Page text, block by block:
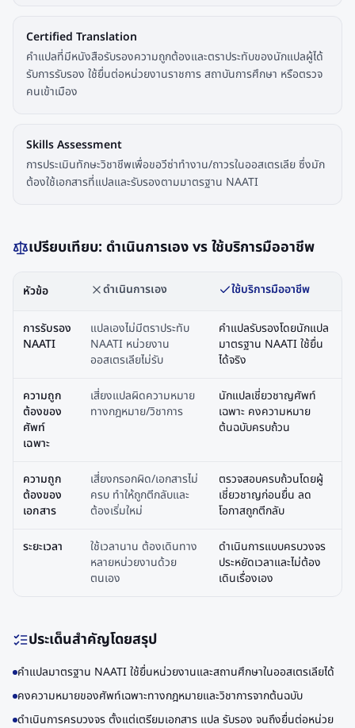
Certified Translation
คำแปลที่มีหนังสือรับรองความถูกต้องและตราประทับของนักแปลผู้ได้
รับการรับรอง ใช้ยื่นต่อหน่วยงานราชการ สถาบันการศึกษา หรือตรวจ
คนเข้าเมือง
Skills Assessment
การประเมินทักษะวิชาชีพเพื่อขอวีซ่าทำงาน/ถาวรในออสเตรเลีย ซึ่งมัก
ต้องใช้เอกสารที่แปลและรับรองตามมาตรฐาน NAATI
เปรียบเทียบ: ดำเนินการเอง vs ใช้บริการมืออาชีพ
หัวข้อ ดำเนินการเอง ใช้บริการมืออาชีพ
การรับรอง
NAATI
แปลเองไม่มีตราประทับ
NAATI หน่วยงาน
ออสเตรเลียไม่รับ
คำแปลรับรองโดยนักแปล
มาตรฐาน NAATI ใช้ยื่น
ได้จริง
ความถูก
ต้องของ
ศัพท์
เฉพาะ
เสี่ยงแปลผิดความหมาย
ทางกฎหมาย/วิชาการ
นักแปลเชี่ยวชาญศัพท์
เฉพาะ คงความหมาย
ต้นฉบับครบถ้วน
ความถูก
ต้องของ
เอกสาร
เสี่ยงกรอกผิด/เอกสารไม่
ครบ ทำให้ถูกตีกลับและ
ต้องเริ่มใหม่
ตรวจสอบครบถ้วนโดยผู้
เชี่ยวชาญก่อนยื่น ลด
โอกาสถูกตีกลับ
ระยะเวลา
ใช้เวลานาน ต้องเดินทาง
หลายหน่วยงานด้วย
ตนเอง
ดำเนินการแบบครบวงจร
ประหยัดเวลาและไม่ต้อง
เดินเรื่องเอง
ประเด็นสำคัญโดยสรุป
คำแปลมาตรฐาน NAATI ใช้ยื่นหน่วยงานและสถานศึกษาในออสเตรเลียได้
คงความหมายของศัพท์เฉพาะทางกฎหมายและวิชาการจากต้นฉบับ
ดำเนินการครบวงจร ตั้งแต่เตรียมเอกสาร แปล รับรอง จนถึงยื่นต่อหน่วย